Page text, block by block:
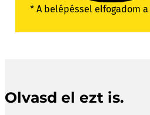
* A belépéssel elfogadom a
Olvasd el ezt is.